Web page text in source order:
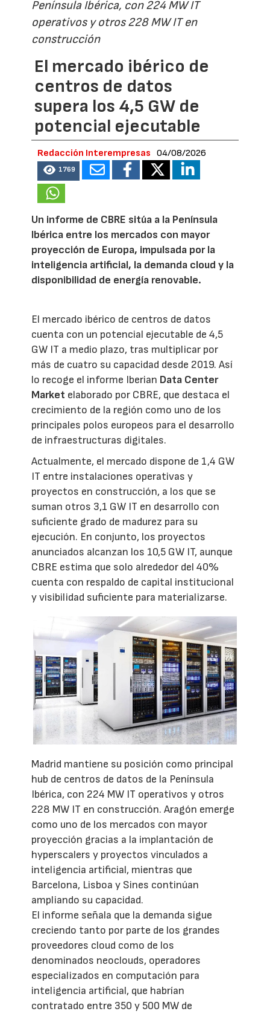
Península Ibérica, con 224 MW IT
operativos y otros 228 MW IT en
construcción
El mercado ibérico de
centros de datos
supera los 4,5 GW de
potencial ejecutable
Redacción Interempresas 04/08/2026
1769
Un informe de CBRE sitúa a la Península
Ibérica entre los mercados con mayor
proyección de Europa, impulsada por la
inteligencia artificial, la demanda cloud y la
disponibilidad de energía renovable.
El mercado ibérico de centros de datos
cuenta con un potencial ejecutable de 4,5
GW IT a medio plazo, tras multiplicar por
más de cuatro su capacidad desde 2019. Así
lo recoge el informe Iberian Data Center
Market elaborado por CBRE, que destaca el
crecimiento de la región como uno de los
principales polos europeos para el desarrollo
de infraestructuras digitales.
Actualmente, el mercado dispone de 1,4 GW
IT entre instalaciones operativas y
proyectos en construcción, a los que se
suman otros 3,1 GW IT en desarrollo con
suficiente grado de madurez para su
ejecución. En conjunto, los proyectos
anunciados alcanzan los 10,5 GW IT, aunque
CBRE estima que solo alrededor del 40%
cuenta con respaldo de capital institucional
y visibilidad suficiente para materializarse.
Madrid mantiene su posición como principal
hub de centros de datos de la Península
Ibérica, con 224 MW IT operativos y otros
228 MW IT en construcción. Aragón emerge
como uno de los mercados con mayor
proyección gracias a la implantación de
hyperscalers y proyectos vinculados a
inteligencia artificial, mientras que
Barcelona, Lisboa y Sines continúan
ampliando su capacidad.
El informe señala que la demanda sigue
creciendo tanto por parte de los grandes
proveedores cloud como de los
denominados neoclouds, operadores
especializados en computación para
inteligencia artificial, que habrían
contratado entre 350 y 500 MW de